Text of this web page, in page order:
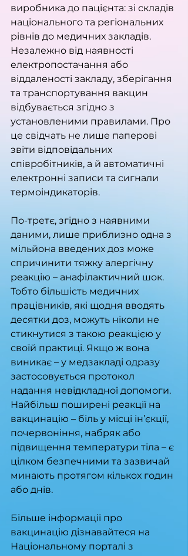
виробника до пацієнта: зі складів
національного та регіональних
рівнів до медичних закладів.
Незалежно від наявності
електропостачання або
віддаленості закладу, зберігання
та транспортування вакцин
відбувається згідно з
установленими правилами. Про
це свідчать не лише паперові
звіти відповідальних
співробітників, а й автоматичні
електронні записи та сигнали
термоіндикаторів.
По-третє, згідно з наявними
даними, лише приблизно одна з
мільйона введених доз може
спричинити тяжку алергічну
реакцію – анафілактичний шок.
Тобто більшість медичних
працівників, які щодня вводять
десятки доз, можуть ніколи не
стикнутися з такою реакцією у
своїй практиці. Якщо ж вона
виникає – у медзакладі одразу
застосовується протокол
надання невідкладної допомоги.
Найбільш поширені реакції на
вакцинацію – біль у місці ін’єкції,
почервоніння, набряк або
підвищення температури тіла – є
цілком безпечними та зазвичай
минають протягом кількох годин
або днів.
Більше інформації про
вакцинацію дізнавайтеся на
Національному порталі з